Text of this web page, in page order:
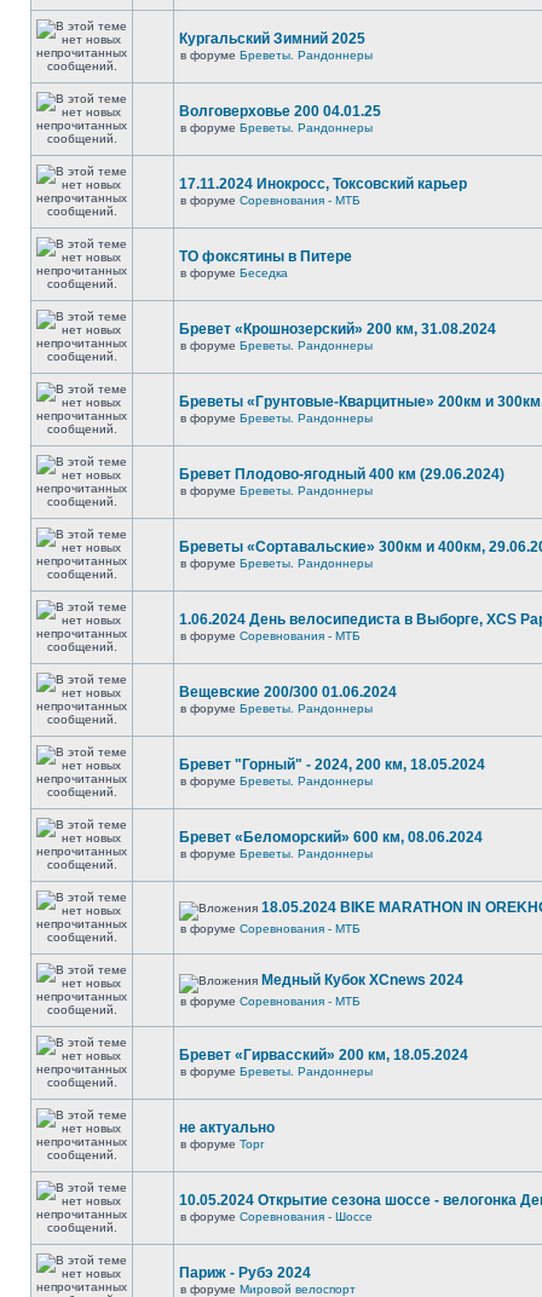
Кургальский Зимний 2025
в форуме Бреветы. Рандоннеры
Волговерховье 200 04.01.25
в форуме Бреветы. Рандоннеры
17.11.2024 Инокросс, Токсовский карьер
в форуме Соревнования - МТБ
ТО фоксятины в Питере
в форуме Беседка
Бревет «Крошнозерский» 200 км, 31.08.2024
в форуме Бреветы. Рандоннеры
Бреветы «Грунтовые-Кварцитные» 200км и
в форуме Бреветы. Рандоннеры
Бревет Плодово-ягодный 400 км (29.06.2024)
в форуме Бреветы. Рандоннеры
Бреветы «Сортавальские» 300км и 400км,
в форуме Бреветы. Рандоннеры
1.06.2024 День велосипедиста в Выборге, XCS
в форуме Соревнования - МТБ
Вещевские 200/300 01.06.2024
в форуме Бреветы. Рандоннеры
Бревет "Горный" - 2024, 200 км, 18.05.2024
в форуме Бреветы. Рандоннеры
Бревет «Беломорский» 600 км, 08.06.2024
в форуме Бреветы. Рандоннеры
18.05.2024 BIKE MARATHON IN
в форуме Соревнования - МТБ
Медный Кубок XCnews 2024
в форуме Соревнования - МТБ
Бревет «Гирвасский» 200 км, 18.05.2024
в форуме Бреветы. Рандоннеры
не актуально
в форуме Торг
10.05.2024 Открытие сезона шоссе - велогонка
в форуме Соревнования - Шоссе
Париж - Рубэ 2024
в форуме Мировой велоспорт